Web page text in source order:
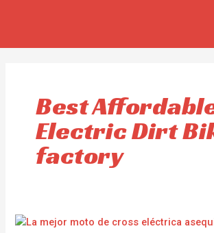
Best
Electric Dirt
factory